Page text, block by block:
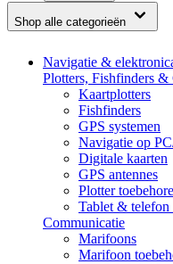
Shop alle categorieën
Navigatie &
Plotters, Fishfinders &
Kaartplotters
Fishfinders
GPS systemen
Navigatie op
Digitale kaarten
GPS antennes
Plotter
Tablet & telefon
Communicatie
Marifoons
Marifoon